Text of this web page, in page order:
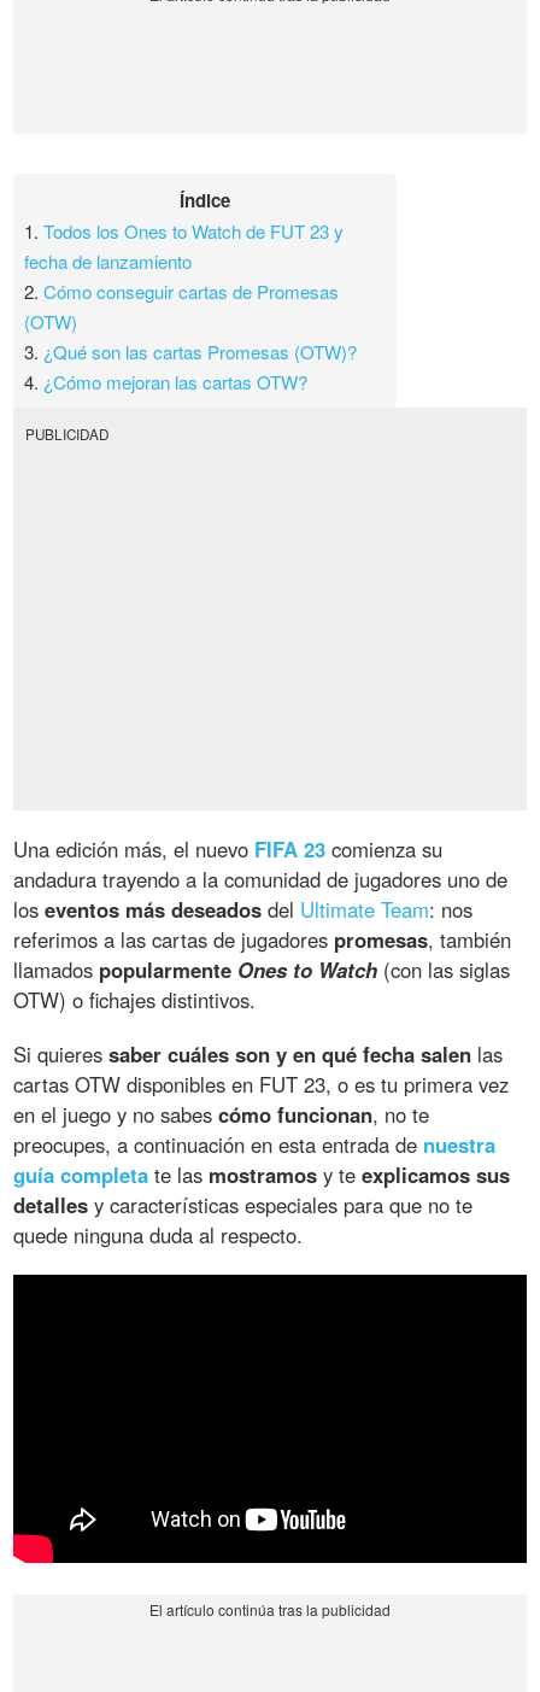
Índice
1.Todos los Ones to Watch de FUT 23 y
fecha de lanzamiento
2.Cómo conseguir cartas de Promesas
(OTW)
3. ¿Qué son las cartas Promesas (OTW)?
4. ¿Cómo mejoran las cartas OTW?
PUBLICIDAD
Una edición más, el nuevo FIFA 23 comienza su
andadura trayendo a la comunidad de jugadores uno de
loseventos más deseados del Ultimate Team: nos
referimos a las cartas de jugadores promesas, también
llamados popularmente Ones to Watch (con las siglas
OTW) o fichajes distintivos.
Si quieressaber cuáles son y en qué fecha salen las
cartas OTW disponibles en FUT 23, o es tu primera vez
en el juego y no sabescómo funcionan, no te
preocupes, a continuación en esta entrada de nuestra
guía completa te las mostramos y teexplicamos sus
detalles y características especiales para que no te
quede ninguna duda al respecto.